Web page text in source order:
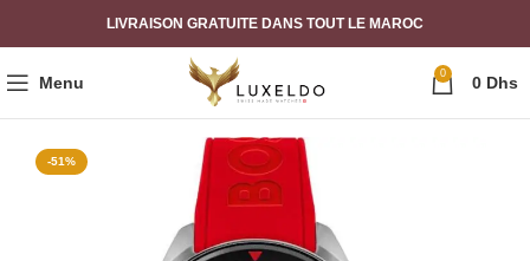
LIVRAISON GRATUITE DANS TOUT LE MAROC
Menu 0 0 Dhs
-51%